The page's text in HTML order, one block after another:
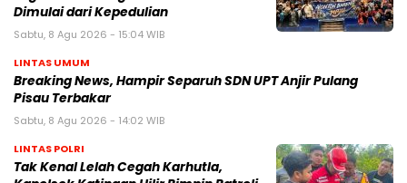
Dimulai dari Kepedulian
Sabtu, 8 Agu 2026 - 15:04 WIB
LINTAS UMUM
Breaking News, Hampir Separuh SDN UPT Anjir Pulang
Pisau Terbakar
Sabtu, 8 Agu 2026 - 14:02 WIB
LINTAS POLRI
Tak Kenal Lelah Cegah Karhutla,